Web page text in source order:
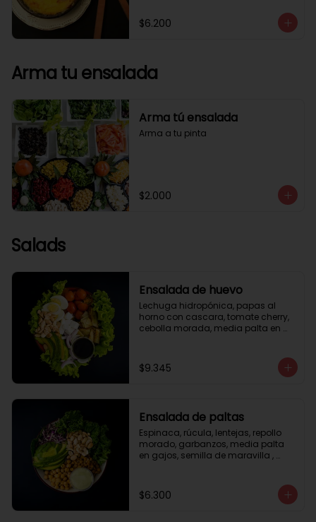
$6.200
Arma tu ensalada
Arma tú ensalada
Arma a tu pinta
$2.000
Salads
Ensalada de huevo
Lechuga hidropónica, papas al
horno con cascara, tomate cherry,
cebolla morada, media palta en
balsámica.
$9.345
Ensalada de paltas
Espinaca, rúcula, lentejas, repollo
morado, garbanzos, media palta
en gajos, semilla de maravilla ,
$6.300